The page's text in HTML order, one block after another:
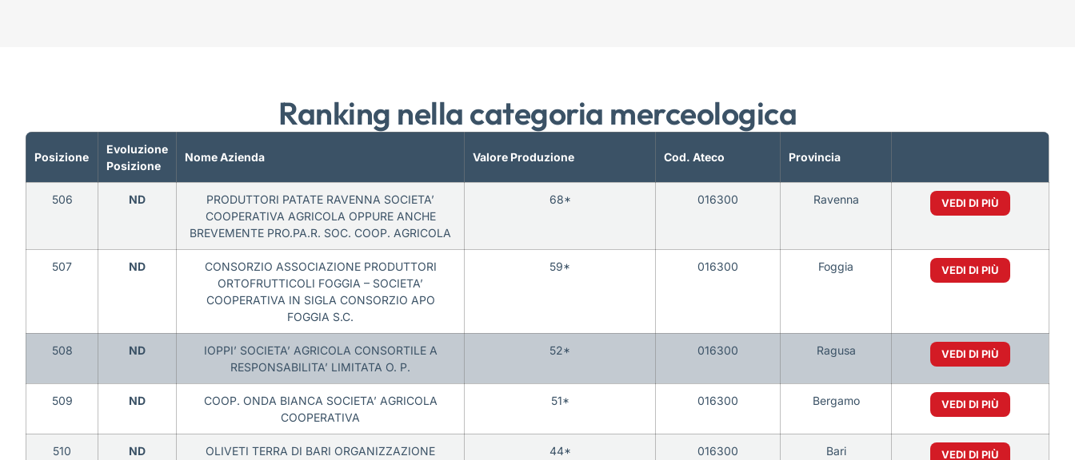
Ranking nella categoria merceologica
Posizione
Evoluzione
Posizione
Nome Azienda Valore Produzione Cod. Ateco Provincia
506 ND
PRODUTTORI PATATE RAVENNA SOCIETA’
COOPERATIVA AGRICOLA OPPURE ANCHE
BREVEMENTE PRO.PA.R. SOC. COOP. AGRICOLA
68* 016300 Ravenna VEDI DI PIÙ
507 ND
CONSORZIO ASSOCIAZIONE PRODUTTORI
ORTOFRUTTICOLI FOGGIA – SOCIETA’
COOPERATIVA IN SIGLA CONSORZIO APO
FOGGIA S.C.
59* 016300 Foggia VEDI DI PIÙ
508 ND
IOPPI’ SOCIETA’ AGRICOLA CONSORTILE A
RESPONSABILITA’ LIMITATA O. P.
52* 016300 Ragusa VEDI DI PIÙ
509 ND
COOP. ONDA BIANCA SOCIETA’ AGRICOLA
COOPERATIVA
51* 016300 Bergamo VEDI DI PIÙ
510 ND OLIVETI TERRA DI BARI ORGANIZZAZIONE 44* 016300 Bari VEDI DI PIÙ